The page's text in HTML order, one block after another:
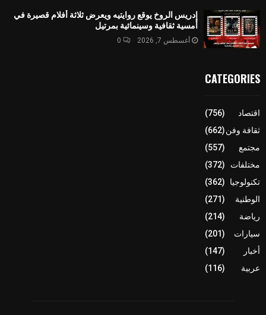
إدريس الروخ يوقع روايتيه ويعرض ثلاثة أفلام قصيرة في
أمسية ثقافية وسينمائية بمرتيل
أغسطس 7, 2026 0
CATEGORIES
اقتصاد
(756)
ثقافة وفن(662)
مجتمع
(557)
مختلفات
(372)
تكنولوجيا
(362)
الوطنية
(271)
رياضة
(214)
سيارات
(201)
أخبار
(147)
عربية
(116)